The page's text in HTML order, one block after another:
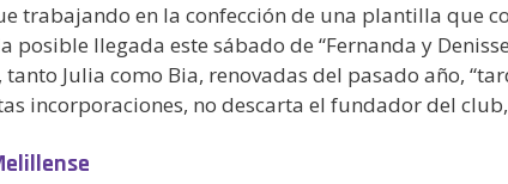
trabajando en la confección de una plantilla que
posible llegada este sábado de “Fernanda y
Julia como Bia, renovadas del pasado año,
incorporaciones, no descarta el fundador del